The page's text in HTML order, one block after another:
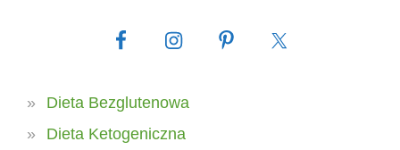
Dieta Bezglutenowa
Dieta Ketogeniczna